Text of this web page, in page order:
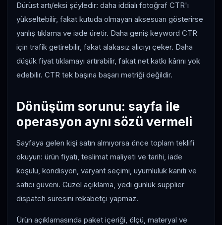
Dürüst artı/eksi şöyledir: daha iddialı fotoğraf CTR'ı
yükseltebilir, fakat kutuda olmayan aksesuarı gösterirse
yanlış tıklama ve iade üretir. Daha geniş keyword CTR
için trafik getirebilir, fakat alakasız alıcıyı çeker. Daha
düşük fiyat tıklamayı artırabilir, fakat net katkı kârını yok
edebilir. CTR tek başına başarı metriği değildir.
Dönüşüm sorunu: sayfa ile
operasyon aynı sözü vermeli
Sayfaya gelen kişi satın almıyorsa önce toplam teklifi
okuyun: ürün fiyatı, teslimat maliyeti ve tarihi, iade
koşulu, kondisyon, varyant seçimi, uyumluluk kanıtı ve
satıcı güveni. Güzel açıklama, yedi günlük supplier
dispatch süresini rekabetçi yapmaz.
Ürün açıklamasında paket içeriği, ölçü, materyal ve